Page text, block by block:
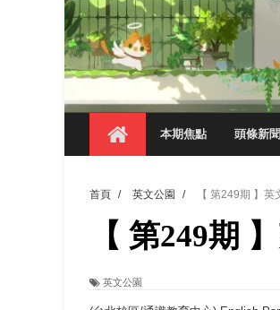
森城建設股份有限公
產學合作新里程！財
英文公園 315期
【 第404期 】影視系
【 第404期 】你抓得
【 第404期 】探索空
【 第404期 】從創意
本期焦點 頭條新聞
首頁 / 英文公園 / 【 第249期 】
【 第249期
英文公園